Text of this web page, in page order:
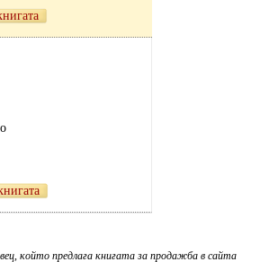
който предлага книгата за продажба в сайта